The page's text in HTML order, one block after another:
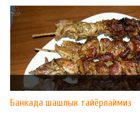
Банкада шашлык тайёрлаймиз